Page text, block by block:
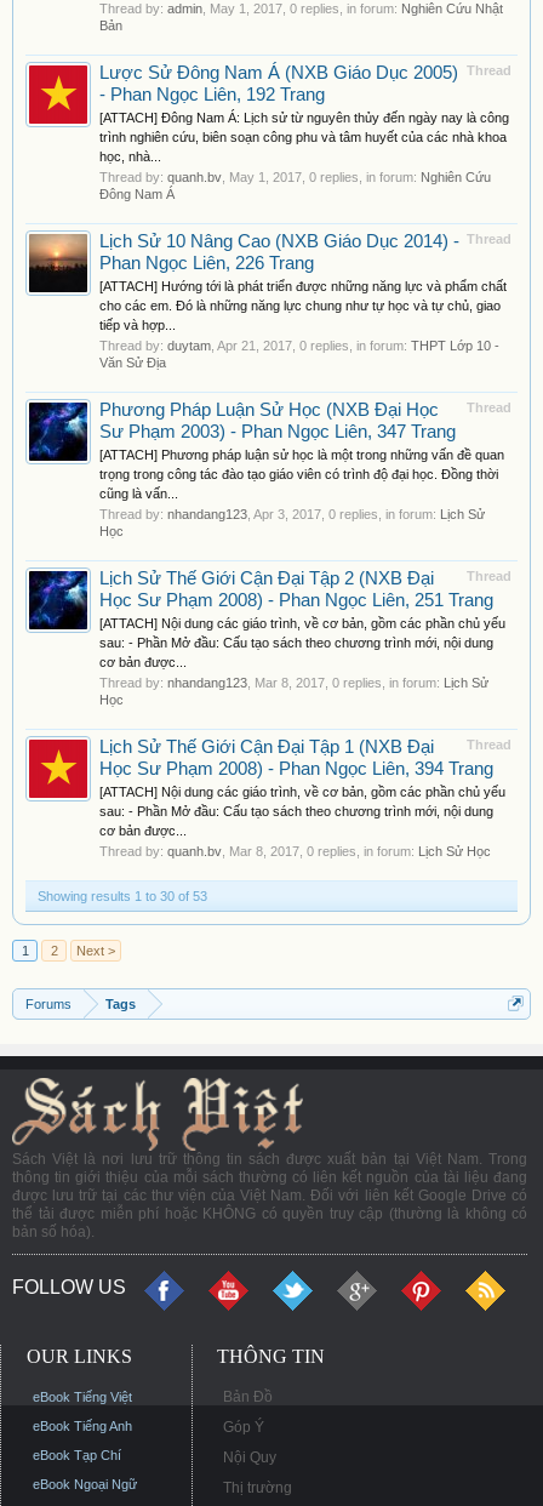
Thread by: admin May 1, 2017 , 0 replies, in forum: Nghiên Cứu Nhật
Bản
Thread
Lược Sử Đông Nam Á (NXB Giáo Dục 2005)
- Phan Ngọc Liên, 192 Trang
[ATTACH] Đông Nam Á: Lịch sử từ nguyên thủy đến ngày nay là công
trình nghiên cứu, biên soạn công phu và tâm huyết của các nhà khoa
học, nhà...
Thread by: quanh.bv May 1, 2017 , 0 replies, in forum: Nghiên Cứu
Đông Nam Á
Thread
Lịch Sử 10 Nâng Cao (NXB Giáo Dục 2014) -
Phan Ngọc Liên, 226 Trang
[ATTACH] Hướng tới là phát triển được những năng lực và phẩm chất
cho các em. Đó là những năng lực chung như tự học và tự chủ, giao
tiếp và hợp...
Thread by: duytam Apr 21, 2017 , 0 replies, in forum: THPT Lớp 10 -
Văn Sử Địa
Thread
Phương Pháp Luận Sử Học (NXB Đại Học
Sư Phạm 2003) - Phan Ngọc Liên, 347 Trang
[ATTACH] Phương pháp luận sử học là một trong những vấn đề quan
trọng trong công tác đào tạo giáo viên có trình độ đại học. Đồng thời
cũng là vấn...
Thread by: nhandang123 Apr 3, 2017 , 0 replies, in forum: Lịch Sử
Học
Thread
Lịch Sử Thế Giới Cận Đại Tập 2 (NXB Đại
Học Sư Phạm 2008) - Phan Ngọc Liên, 251 Trang
[ATTACH] Nội dung các giáo trình, về cơ bản, gồm các phần chủ yếu
sau: - Phần Mở đầu: Cấu tạo sách theo chương trình mới, nội dung
cơ bản được...
Thread by: nhandang123 Mar 8, 2017 , 0 replies, in forum: Lịch Sử
Học
Thread
Lịch Sử Thế Giới Cận Đại Tập 1 (NXB Đại
Học Sư Phạm 2008) - Phan Ngọc Liên, 394 Trang
[ATTACH] Nội dung các giáo trình, về cơ bản, gồm các phần chủ yếu
sau: - Phần Mở đầu: Cấu tạo sách theo chương trình mới, nội dung
cơ bản được...
Thread by: quanh.bv Mar 8, 2017 , 0 replies, in forum: Lịch Sử Học
Showing results 1 to 30 of 53
1 2 Next >
Forums Tags
Sách Việt là nơi lưu trữ thông tin sách được xuất bản tại Việt Nam. Trong
thông tin giới thiệu của mỗi sách thường có liên kết nguồn của tài liệu đang
được lưu trữ tại các thư viện của Việt Nam. Đối với liên kết Google Drive có
thể tải được miễn phí hoặc KHÔNG có quyền truy cập (thường là không có
bản số hóa).
FOLLOW US
OUR LINKS
eBook Tiếng Việt
eBook Tiếng Anh
eBook Tạp Chí
eBook Ngoại Ngữ
THÔNG TIN
Bản Đồ
Góp Ý
Nội Quy
Thị trường